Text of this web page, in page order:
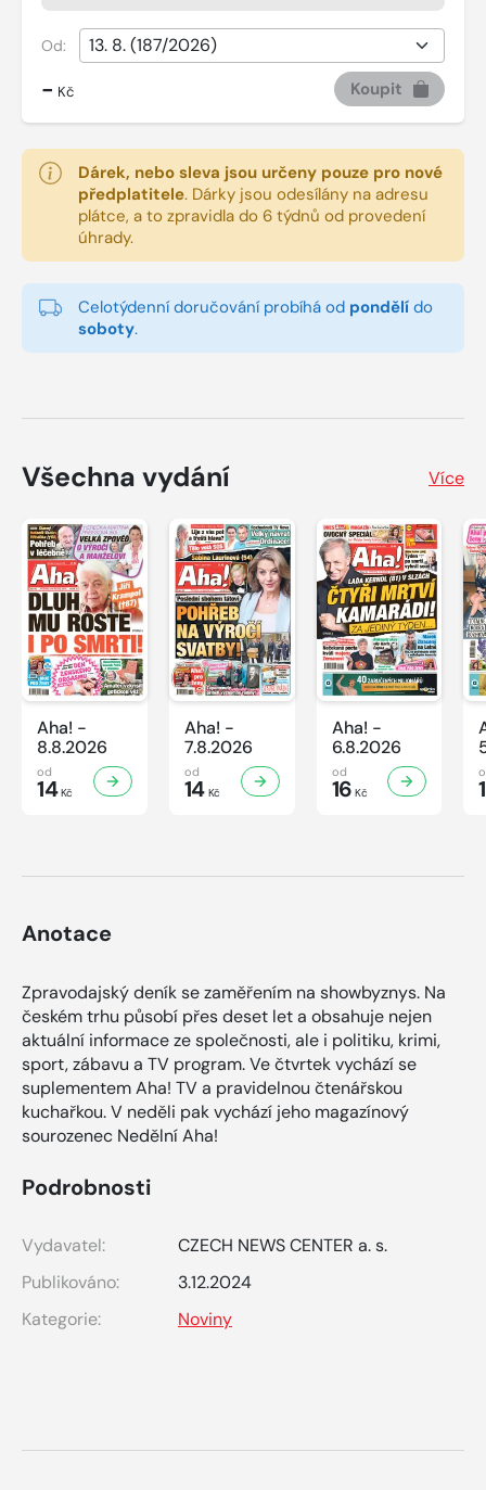
Od:
- Kč Koupit
Dárek, nebo sleva jsou určeny pouze pro nové
předplatitele. Dárky jsou odesílány na adresu
plátce, a to zpravidla do 6 týdnů od provedení
úhrady.
Celotýdenní doručování probíhá od pondělí do
soboty.
Všechna vydání Více
Aha! -
8.8.2026
od
14Kč
Aha! -
7.8.2026
od
14Kč
Aha! -
6.8.2026
od
16 Kč
Anotace
Zpravodajský deník se zaměřením na showbyznys. Na
českém trhu působí přes deset let a obsahuje nejen
aktuální informace ze společnosti, ale i politiku, krimi,
sport, zábavu a TV program. Ve čtvrtek vychází se
suplementem Aha! TV a pravidelnou čtenářskou
kuchařkou. V neděli pak vychází jeho magazínový
sourozenec Nedělní Aha!
Podrobnosti
Vydavatel:
CZECH NEWS CENTER a. s.
Publikováno:
3.12.2024
Kategorie:
Noviny